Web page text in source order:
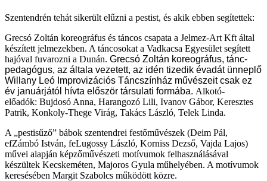
Szentendrén tehát sikerült elűzni a pestist, és akik ebben segítettek:
Grecsó Zoltán koreográfus és táncos csapata a Jelmez-Art Kft által
készített jelmezekben. A táncosokat a Vadkacsa Egyesület segített
hajóval fuvarozni a Dunán. Grecsó Zoltán koreográfus, tánc-
pedagógus, az általa vezetett, az idén tizedik évadát ünneplő
Willany Leó Improvizációs Táncszínház művészeit csak ez
év januárjától hívta először társulati formába. Alkotó-
előadók: Bujdosó Anna, Harangozó Lili, Ivanov Gábor, Keresztes
Patrik, Konkoly-Thege Virág, Takács László, Telek Linda.
A „pestisűző” bábok szentendrei festőművészek (Deim Pál,
efZámbó István, feLugossy László, Korniss Dezső, Vajda Lajos)
művei alapján képzőművészeti motívumok felhasználásával
készültek Kecskeméten, Majoros Gyula műhelyében. A motívumok
keresésében Margit Szabolcs működött közre.